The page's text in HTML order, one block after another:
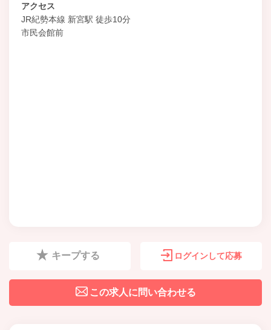
アクセス
JR紀勢本線 新宮駅 徒歩10分
市民会館前
キープする ログインして応募
この求人に問い合わせる